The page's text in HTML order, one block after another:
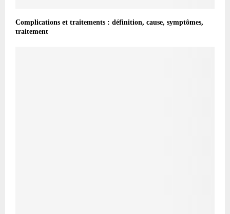
Complications et traitements : définition, cause, symptômes,
traitement